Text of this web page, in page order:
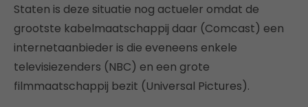
Staten is deze situatie nog actueler omdat de
grootste kabelmaatschappij daar (Comcast) een
internetaanbieder is die eveneens enkele
televisiezenders (NBC) en een grote
filmmaatschappij bezit (Universal Pictures).